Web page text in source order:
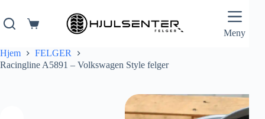
innholdetHandlekurv Meny
Hjem
FELGER
Racingline A5891 – Volkswagen Style felger